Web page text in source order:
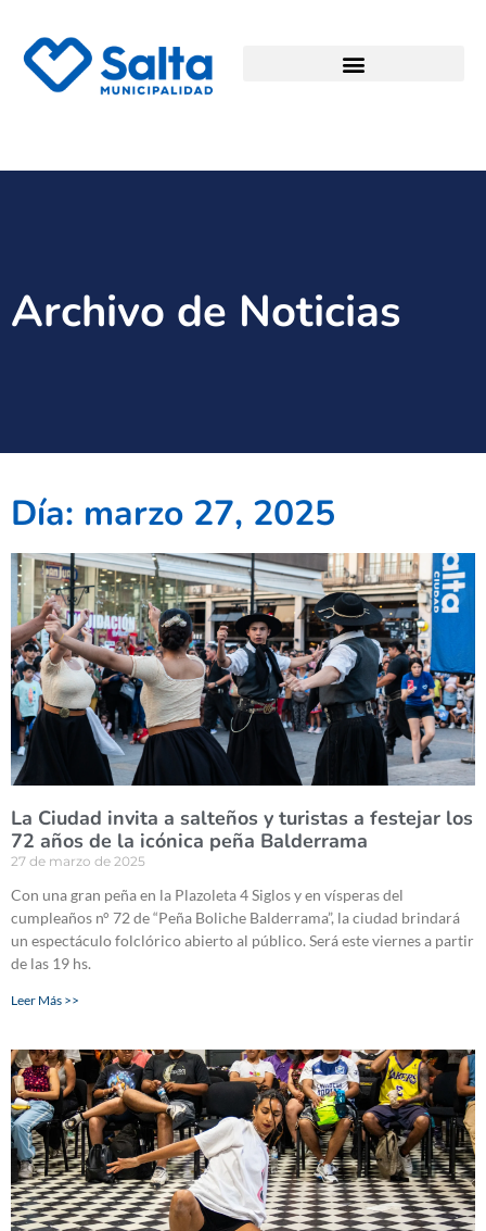
Archivo de Noticias
Día: marzo 27, 2025
La Ciudad invita a salteños y turistas a festejar los
72 años de la icónica peña Balderrama
27 de marzo de 2025
Con una gran peña en la Plazoleta 4 Siglos y en vísperas del
cumpleaños n° 72 de “Peña Boliche Balderrama”, la ciudad brindará
un espectáculo folclórico abierto al público. Será este viernes a partir
de las 19 hs.
Leer Más >>